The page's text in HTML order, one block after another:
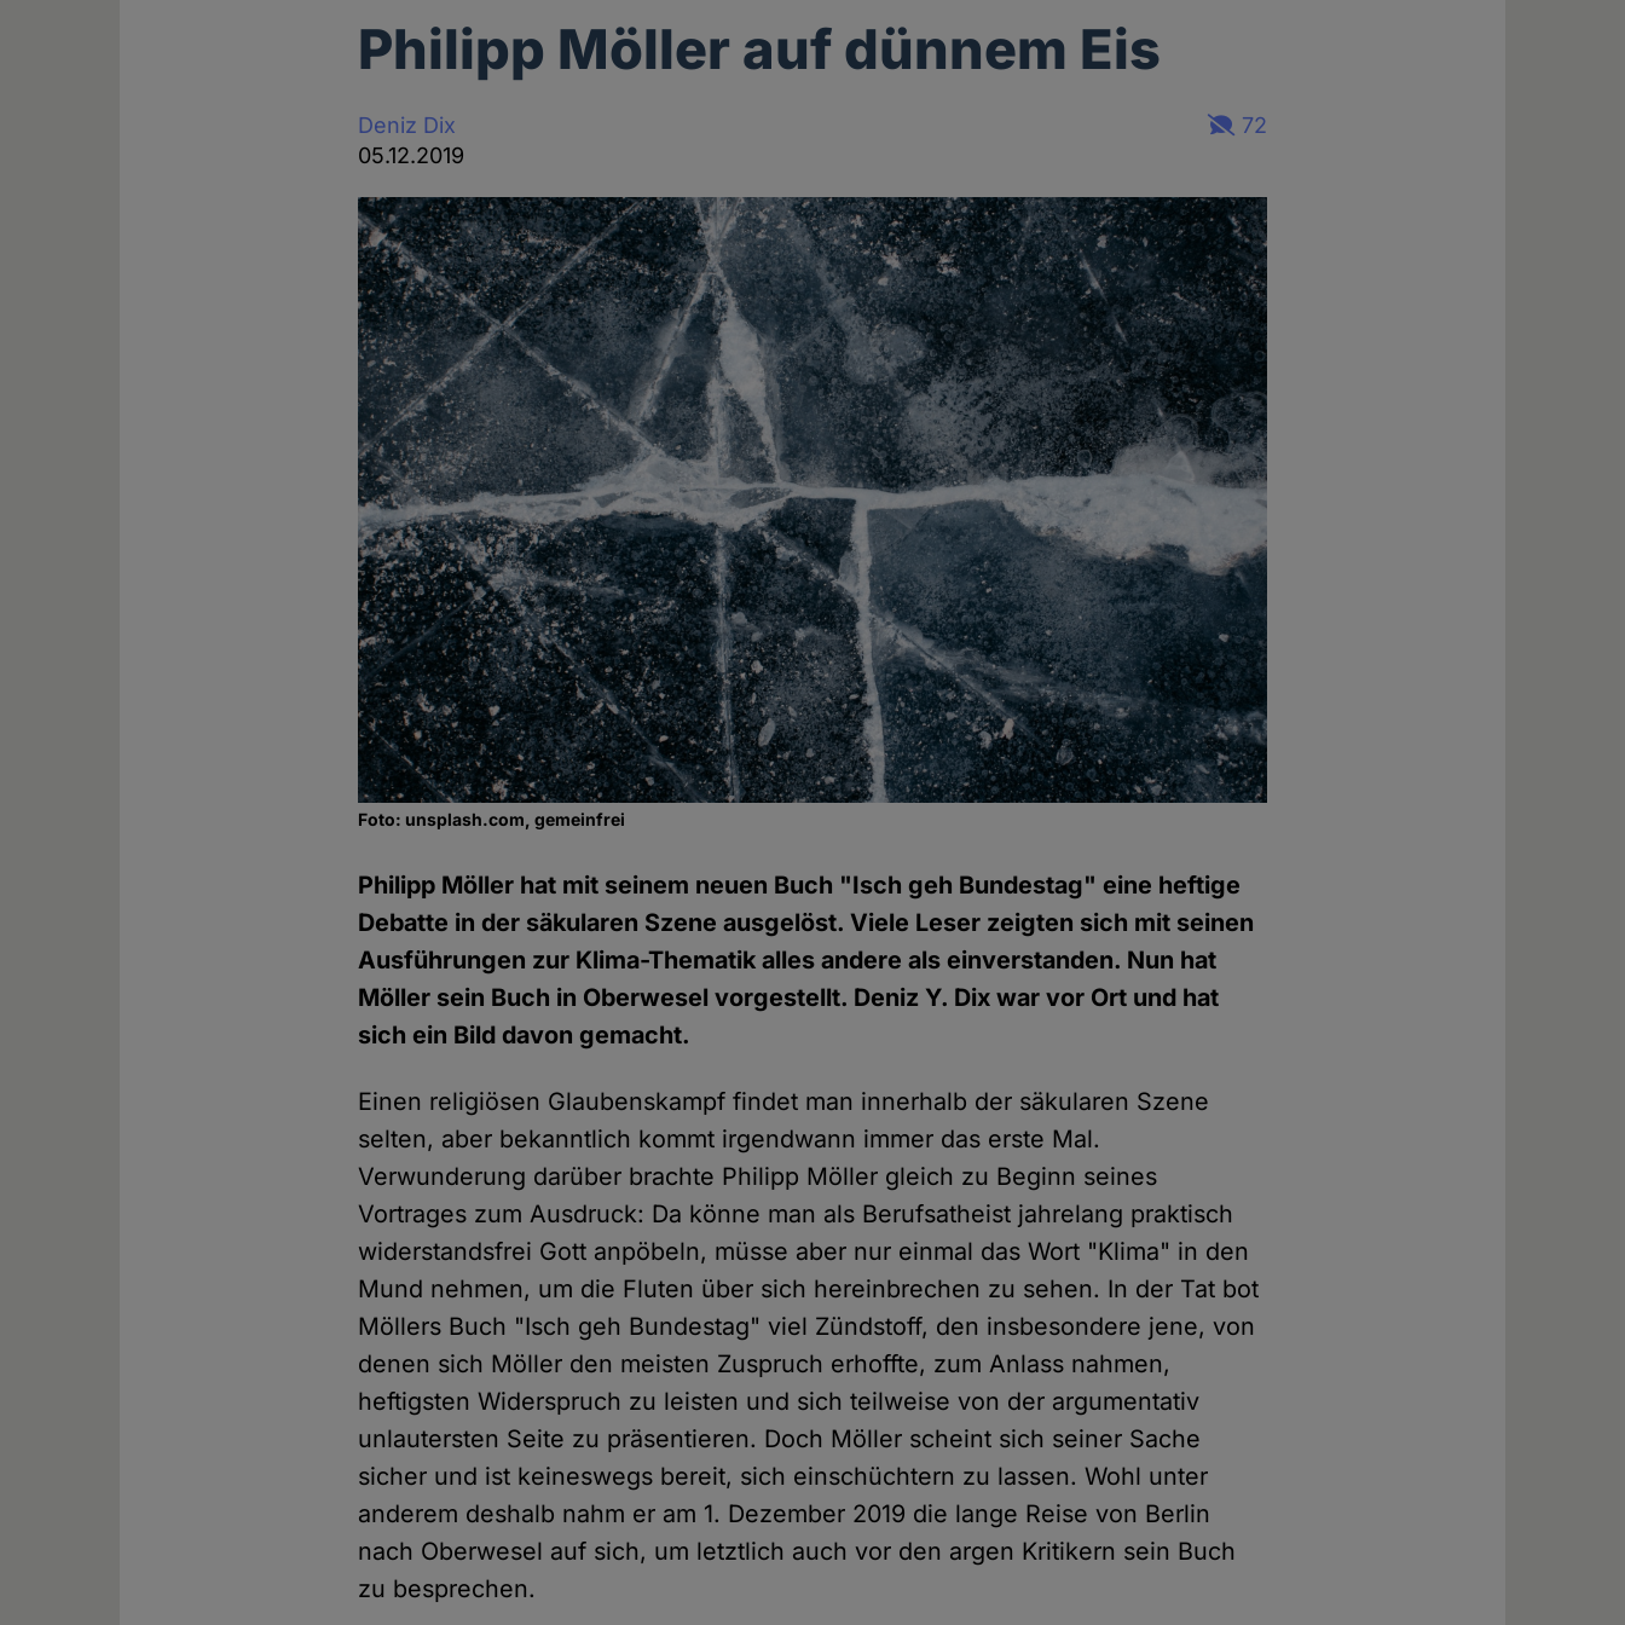
Philipp Möller auf dünnem Eis
Deniz Dix
05.12.2019
72
Foto: unsplash.com, gemeinfrei
Philipp Möller hat mit seinem neuen Buch "Isch geh Bundestag" eine heftige
Debatte in der säkularen Szene ausgelöst. Viele Leser zeigten sich mit seinen
Ausführungen zur Klima-Thematik alles andere als einverstanden. Nun hat
Möller sein Buch in Oberwesel vorgestellt. Deniz Y. Dix war vor Ort und hat
sich ein Bild davon gemacht.
Einen religiösen Glaubenskampf findet man innerhalb der säkularen Szene
selten, aber bekanntlich kommt irgendwann immer das erste Mal.
Verwunderung darüber brachte Philipp Möller gleich zu Beginn seines
Vortrages zum Ausdruck: Da könne man als Berufsatheist jahrelang praktisch
widerstandsfrei Gott anpöbeln, müsse aber nur einmal das Wort "Klima" in den
Mund nehmen, um die Fluten über sich hereinbrechen zu sehen. In der Tat bot
Möllers Buch "Isch geh Bundestag" viel Zündstoff, den insbesondere jene, von
denen sich Möller den meisten Zuspruch erhoffte, zum Anlass nahmen,
heftigsten Widerspruch zu leisten und sich teilweise von der argumentativ
unlautersten Seite zu präsentieren. Doch Möller scheint sich seiner Sache
sicher und ist keineswegs bereit, sich einschüchtern zu lassen. Wohl unter
anderem deshalb nahm er am 1. Dezember 2019 die lange Reise von Berlin
nach Oberwesel auf sich, um letztlich auch vor den argen Kritikern sein Buch
zu besprechen.